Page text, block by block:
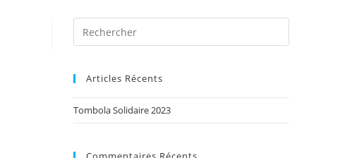
Articles Récents
Tombola Solidaire 2023